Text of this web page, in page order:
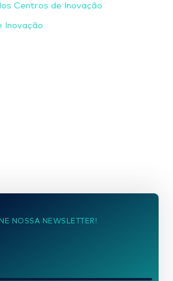
Centros de Inovação
Inovação
NOSSA NEWSLETTER!